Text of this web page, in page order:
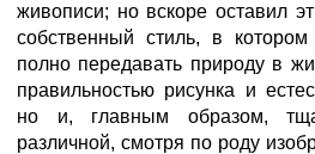
живописи; но вскоре оставил
собственный стиль, в
полно передавать природу в
правильностью рисунка и
но и, главным образом,
различной, смотря по роду